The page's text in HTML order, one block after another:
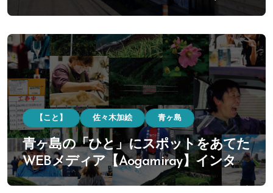
在・リモートワークでの移住の増加へ
して様々な挑戦に取り組んでいく。
【こと】 佐々木加絵 青ヶ島
青ヶ島の「ひと」にスポットをあてた
WEBメディア【Aogamiray】インタビ
ューを通じて見えてくる青ヶ島のリア